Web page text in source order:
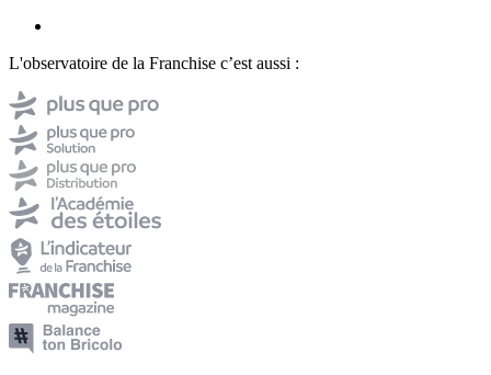
L'observatoire de la Franchise c’est aussi :